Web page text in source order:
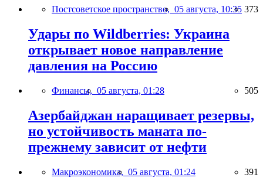
Постсоветское пространство, 05 августа, 10:35 373
Удары по Wildberries: Украина
открывает новое направление
давления на Россию
Финансы, 05 августа, 01:28 505
Азербайджан наращивает резервы,
но устойчивость маната по-
прежнему зависит от нефти
Макроэкономика, 05 августа, 01:24 391